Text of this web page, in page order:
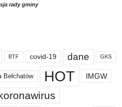
rady gminy
BTF covid-19 dane GKS
Bełchatów HOT IMGW